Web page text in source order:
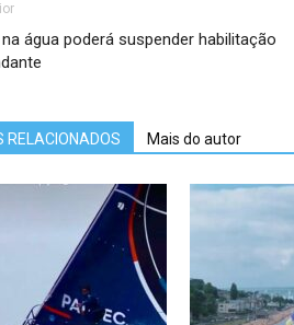
água poderá suspender habilitação
RELACIONADOS Mais do autor